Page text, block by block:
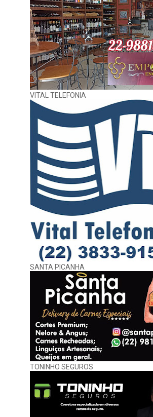
VITAL TELEFONIA
SANTA PICANHA
TONINHO SEGUROS